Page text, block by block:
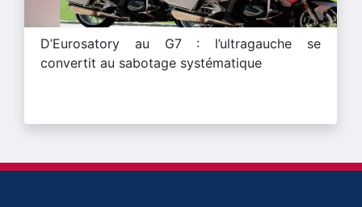
D’Eurosatory au G7 : l’ultragauche se
convertit au sabotage systématique